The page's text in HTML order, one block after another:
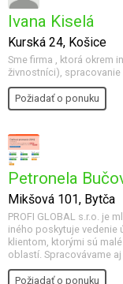
Ivana Kiselá
Kurská 24, Košice
Sme firma , ktorá okrem
živnostníci), spracovanie
Požiadať o ponuku
Petronela
Mikšová 101, Bytča
PROFI GLOBAL s.r.o. je
iného poskytuje vedenie
klientom, ktorými sú
oblastí. Spracovávame
Požiadať o ponuku